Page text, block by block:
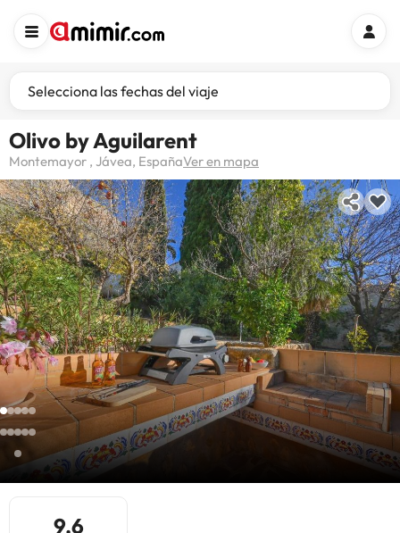
Selecciona las fechas del viaje
Olivo by Aguilarent
Montemayor , Jávea, EspañaVer en mapa
9.6